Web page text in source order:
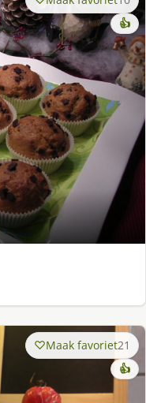
👍
Maak favoriet21
👍